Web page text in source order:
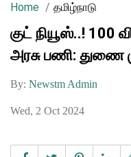
Home தமிழ்நாடு
குட் நியூஸ்..! 100
அரசு பணி: துணை
By: Newstm Admin
Wed, 2 Oct 2024